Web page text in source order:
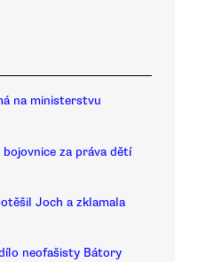
na ministerstvu
bojovnice za práva dětí
Joch a zklamala
neofašisty Bátory